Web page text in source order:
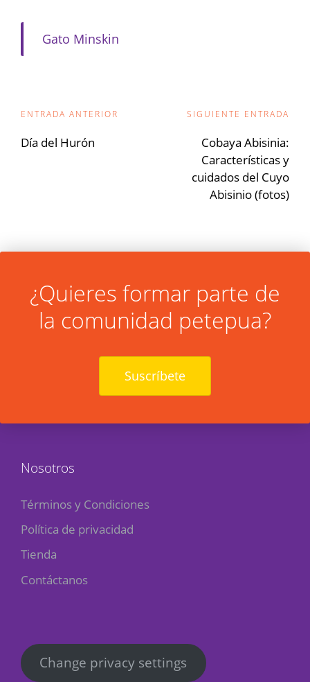
Gato Minskin
Navegación
de
ENTRADA ANTERIOR
Día del Hurón
SIGUIENTE ENTRADA
Cobaya Abisinia:
Características y
cuidados del Cuyo
Abisinio (fotos)
¿Quieres formar parte de
la comunidad petepua?
Suscríbete
Nosotros
Términos y Condiciones
Política de privacidad
Tienda
Contáctanos
Change privacy settings